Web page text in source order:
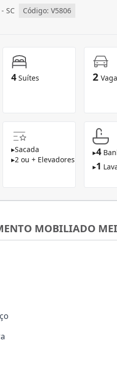
SC Código: V5806
4 Suítes 2
▸Sacada
▸2 ou + Elevadores
▸4
▸1
MOBILIADO